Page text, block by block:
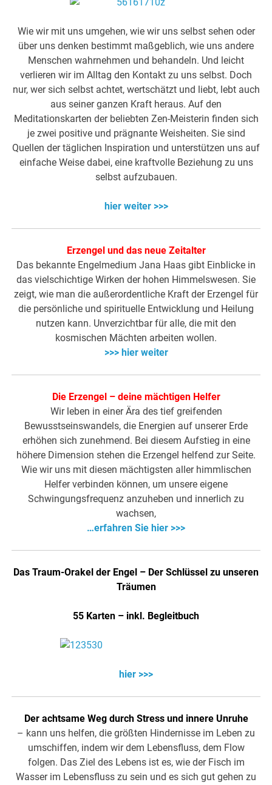
Wie wir mit uns umgehen, wie wir uns selbst sehen oder
über uns denken bestimmt maßgeblich, wie uns andere
Menschen wahrnehmen und behandeln. Und leicht
verlieren wir im Alltag den Kontakt zu uns selbst. Doch
nur, wer sich selbst achtet, wertschätzt und liebt, lebt auch
aus seiner ganzen Kraft heraus. Auf den
Meditationskarten der beliebten Zen-Meisterin finden sich
je zwei positive und prägnante Weisheiten. Sie sind
Quellen der täglichen Inspiration und unterstützen uns auf
einfache Weise dabei, eine kraftvolle Beziehung zu uns
selbst aufzubauen.
hier weiter >>>
Erzengel und das neue Zeitalter
Das bekannte Engelmedium Jana Haas gibt Einblicke in
das vielschichtige Wirken der hohen Himmelswesen. Sie
zeigt, wie man die außerordentliche Kraft der Erzengel für
die persönliche und spirituelle Entwicklung und Heilung
nutzen kann. Unverzichtbar für alle, die mit den
kosmischen Mächten arbeiten wollen.
>>> hier weiter
Die Erzengel – deine mächtigen Helfer
Wir leben in einer Ära des tief greifenden
Bewusstseinswandels, die Energien auf unserer Erde
erhöhen sich zunehmend. Bei diesem Aufstieg in eine
höhere Dimension stehen die Erzengel helfend zur Seite.
Wie wir uns mit diesen mächtigsten aller himmlischen
Helfer verbinden können, um unsere eigene
Schwingungsfrequenz anzuheben und innerlich zu
wachsen,
…erfahren Sie hier >>>
Das Traum-Orakel der Engel – Der Schlüssel zu unseren
Träumen
55 Karten – inkl. Begleitbuch
hier >>>
Der achtsame Weg durch Stress und innere Unruhe
– kann uns helfen, die größten Hindernisse im Leben zu
umschiffen, indem wir dem Lebensfluss, dem Flow
folgen. Das Ziel des Lebens ist es, wie der Fisch im
Wasser im Lebensfluss zu sein und es sich gut gehen zu